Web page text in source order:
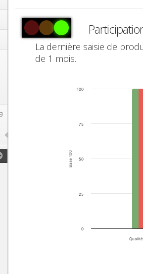
La dernière saisie de
de 1 mois.
Base 100
0
25
50
75
100